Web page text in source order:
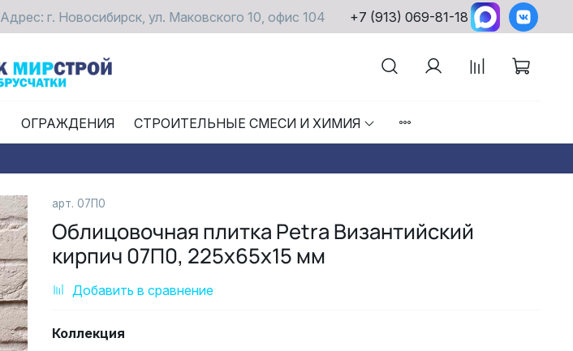
Адрес: г. Новосибирск, ул. Маковского 10, офис 104 +7 (913) 069-81-18
ОГРАЖДЕНИЯ СТРОИТЕЛЬНЫЕ СМЕСИ И ХИМИЯ
арт. 07П0
Облицовочная плитка Petra Византийский
кирпич 07П0, 225х65х15 мм
Добавить в сравнение
Коллекция